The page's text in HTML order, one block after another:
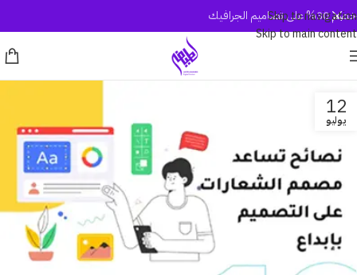
Skip to navigation
Skip to main content
خصم 30% على تصاميم الجرافيك
12
يوليو